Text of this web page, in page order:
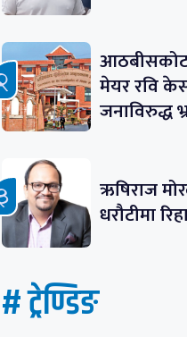
मेयर रवि
जनाविरुद्ध
ऋषिराज
धरौटीमा
# ट्रेण्डिङ